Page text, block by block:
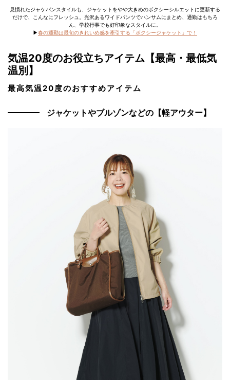
見慣れたジャケパンスタイルも、ジャケットをやや大きめのボクシーシルエットに更新する
だけで、こんなにフレッシュ。光沢あるワイドパンツでハンサムにまとめ、通勤はもちろ
ん、学校行事でも好印象なスタイルに。
▶春の通勤は最旬のきれいめ感を牽引する「ボクシージャケット」で！
気温20度のお役立ちアイテム【最高・最低気
温別】
最高気温20度のおすすめアイテム
ジャケットやブルゾンなどの【軽アウター】